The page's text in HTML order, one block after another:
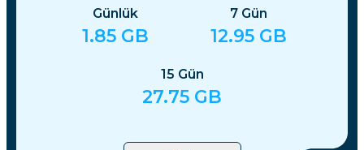
Günlük
1.85 GB
7 Gün
12.95 GB
15 Gün
27.75 GB